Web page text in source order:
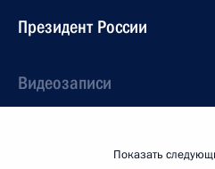
Президент России
Видеозаписи
Показать